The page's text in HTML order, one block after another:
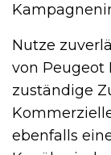
Nutze
von Peugeot
zuständige
ebenfalls